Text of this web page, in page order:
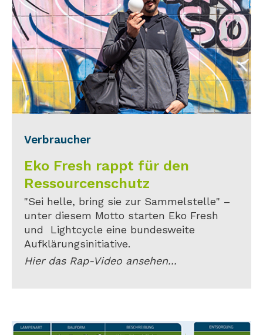
Verbraucher
Eko Fresh rappt für den
Ressourcenschutz
"Sei helle, bring sie zur Sammelstelle" –
unter diesem Motto starten Eko Fresh
und Lightcycle eine bundesweite
Aufklärungsinitiative.
Hier das Rap-Video ansehen...